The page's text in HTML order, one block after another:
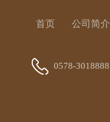
首页 公司简介
0578-3018888